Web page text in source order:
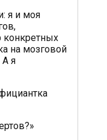
я и моя
конкретных
на мозговой
А я